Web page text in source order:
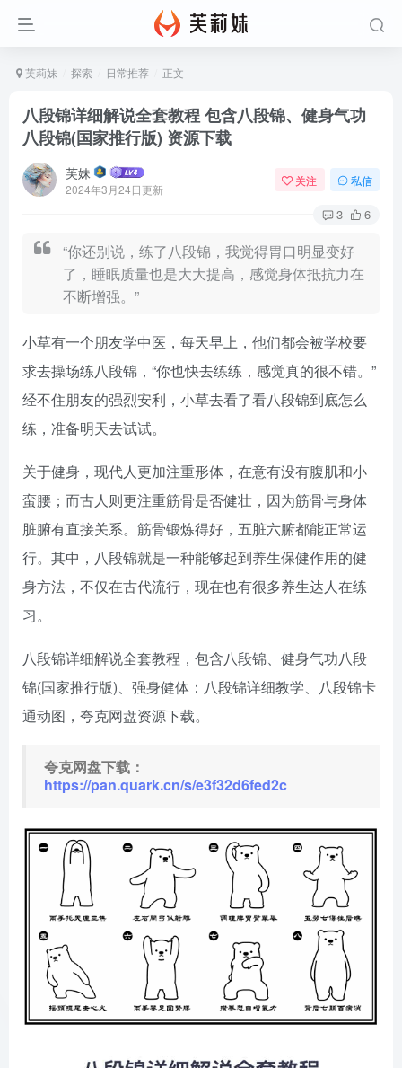
芙莉妹 探索 日常推荐 正文
八段锦详细解说全套教程 包含八段锦、健身气功
八段锦(国家推行版) 资源下载
芙妹
2024年3月24日更新
关注 私信
3 6
“你还别说，练了八段锦，我觉得胃口明显变好
了，睡眠质量也是大大提高，感觉身体抵抗力在
不断增强。”
小草有一个朋友学中医，每天早上，他们都会被学校要
求去操场练八段锦，“你也快去练练，感觉真的很不错。”
经不住朋友的强烈安利，小草去看了看八段锦到底怎么
练，准备明天去试试。
关于健身，现代人更加注重形体，在意有没有腹肌和小
蛮腰；而古人则更注重筋骨是否健壮，因为筋骨与身体
脏腑有直接关系。筋骨锻炼得好，五脏六腑都能正常运
行。其中，八段锦就是一种能够起到养生保健作用的健
身方法，不仅在古代流行，现在也有很多养生达人在练
习。
八段锦详细解说全套教程，包含八段锦、健身气功八段
锦(国家推行版)、强身健体：八段锦详细教学、八段锦卡
通动图，夸克网盘资源下载。
夸克网盘下载：
https://pan.quark.cn/s/e3f32d6fed2c